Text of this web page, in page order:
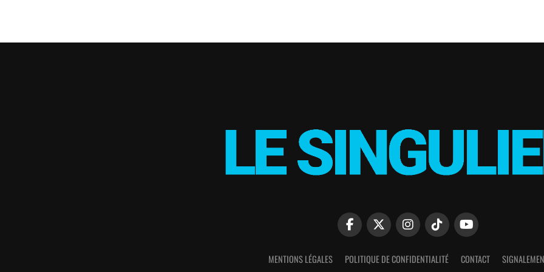
MENTIONS LÉGALES POLITIQUE DE CONFIDENTIALITÉ CONTACT